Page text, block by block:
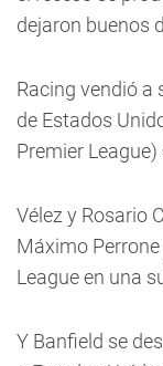
dejaron buenos
Racing vendió a
de Estados
Premier
Vélez y Rosario
Máximo
League en una
Y Banfield se